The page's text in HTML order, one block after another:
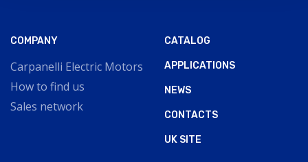
COMPANY
Carpanelli Electric Motors
How to find us
Sales network
CATALOG
APPLICATIONS
NEWS
CONTACTS
UK SITE